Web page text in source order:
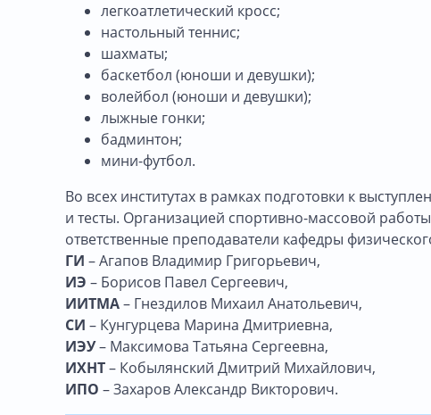
легкоатлетический кросс;
настольный теннис;
шахматы;
баскетбол (юноши и девушки);
волейбол (юноши и девушки);
лыжные гонки;
бадминтон;
мини-футбол.
Во всех институтах в рамках подготовки к
и тесты. Организацией спортивно-массовой
ответственные преподаватели кафедры
ГИ – Агапов Владимир Григорьевич,
ИЭ – Борисов Павел Сергеевич,
ИИТМА– Гнездилов Михаил Анатольевич,
СИ – Кунгурцева Марина Дмитриевна,
ИЭУ– Максимова Татьяна Сергеевна,
ИХНТ– Кобылянский Дмитрий Михайлович,
ИПО – Захаров Александр Викторович.